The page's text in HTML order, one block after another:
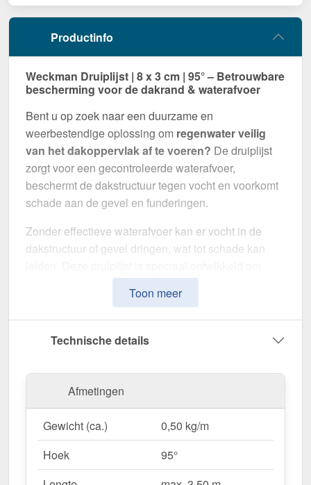
Productinfo
Weckman Druiplijst | 8 x 3 cm | 95° – Betrouwbare
bescherming voor de dakrand & waterafvoer
Bent u op zoek naar een duurzame en
weerbestendige oplossing om regenwater veilig
van het dakoppervlak af te voeren? De druiplijst
zorgt voor een gecontroleerde waterafvoer,
beschermt de dakstructuur tegen vocht en voorkomt
schade aan de gevel en funderingen.
Zonder effectieve waterafvoer kan er vocht in de
dakstructuur of gevel dringen, wat tot schade kan
neerslag naar de dakgoten te leiden
vochtschade te voorkomen. Het maakt indruk met
zijn eenvoudige montage, hoge weerstand en
robuuste coating.
van 0,70 mm
lengte van max. 3,50 m
coatinginMosgroen (RAL 6005)blijft het materiaal
permanent beschermd tegen corrosie.
Toon meer
Technische details
Afmetingen
Gewicht (ca.)
0,50 kg/m
Hoek
95°